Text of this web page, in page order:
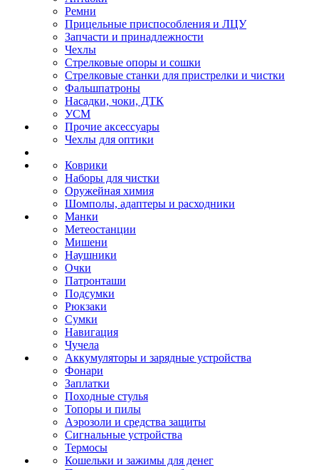
Ремни
Прицельные приспособления и ЛЦУ
Запчасти и принадлежности
Чехлы
Стрелковые опоры и сошки
Стрелковые станки для пристрелки и чистки
Фальшпатроны
Насадки, чоки, ДТК
УСМ
Прочие аксессуары
Чехлы для оптики
Коврики
Наборы для чистки
Оружейная химия
Шомполы, адаптеры и расходники
Манки
Метеостанции
Мишени
Наушники
Очки
Патронташи
Подсумки
Рюкзаки
Сумки
Навигация
Чучела
Аккумуляторы и зарядные устройства
Фонари
Заплатки
Походные стулья
Топоры и пилы
Аэрозоли и средства защиты
Сигнальные устройства
Термосы
Кошельки и зажимы для денег